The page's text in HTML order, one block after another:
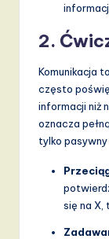
2.
Komunikacja
często
informacji niż
oznacza
tylko
się na X,